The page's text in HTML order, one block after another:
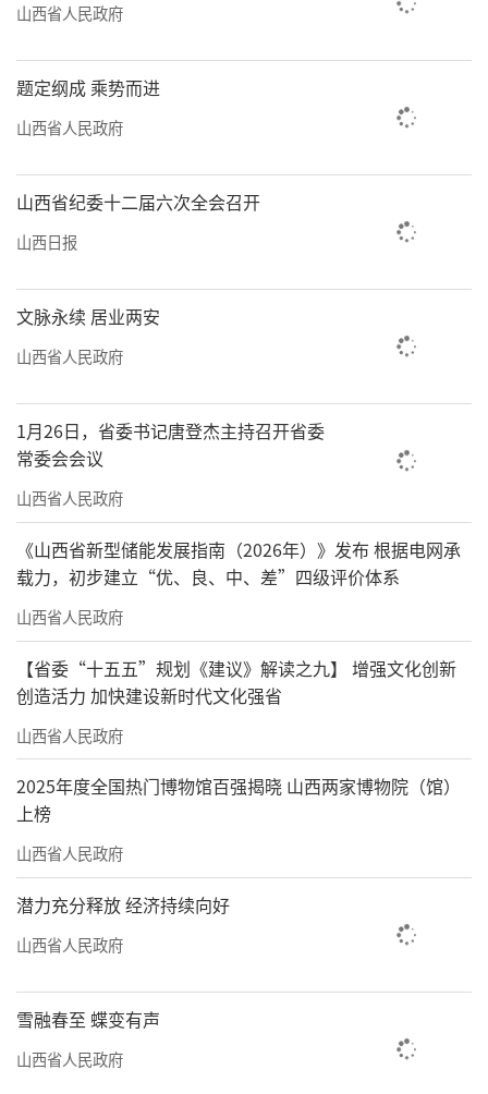
山西省人民政府
题定纲成 乘势而进
山西省人民政府
山西省纪委十二届六次全会召开
山西日报
文脉永续 居业两安
山西省人民政府
1月26日，省委书记唐登杰主持召开省委
常委会会议
山西省人民政府
《山西省新型储能发展指南（2026年）》发布 根据电网承
载力，初步建立“优、良、中、差”四级评价体系
山西省人民政府
【省委“十五五”规划《建议》解读之九】 增强文化创新
创造活力 加快建设新时代文化强省
山西省人民政府
2025年度全国热门博物馆百强揭晓 山西两家博物院（馆）
上榜
山西省人民政府
潜力充分释放 经济持续向好
山西省人民政府
雪融春至 蝶变有声
山西省人民政府